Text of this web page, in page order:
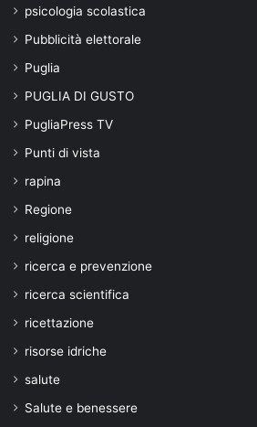
psicologia scolastica
Pubblicità elettorale
Puglia
PUGLIA DI GUSTO
PugliaPress TV
Punti di vista
rapina
Regione
religione
ricerca e prevenzione
ricerca scientifica
ricettazione
risorse idriche
salute
Salute e benessere